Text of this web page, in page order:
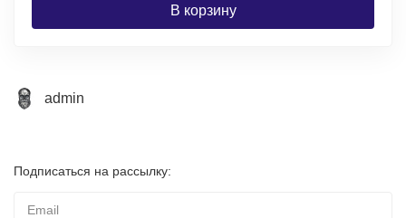
В корзину
admin
Подписаться на рассылку: